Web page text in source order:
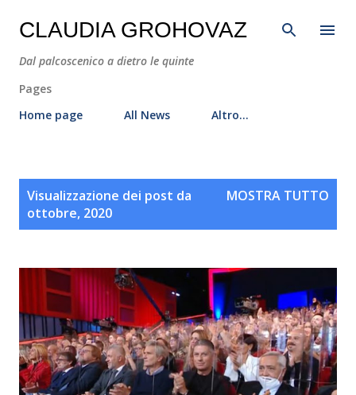
Passa ai contenuti principali
CLAUDIA GROHOVAZ
Dal palcoscenico a dietro le quinte
Pages
Home page
All News Altro…
Visualizzazione dei post da
ottobre, 2020
MOSTRA TUTTO